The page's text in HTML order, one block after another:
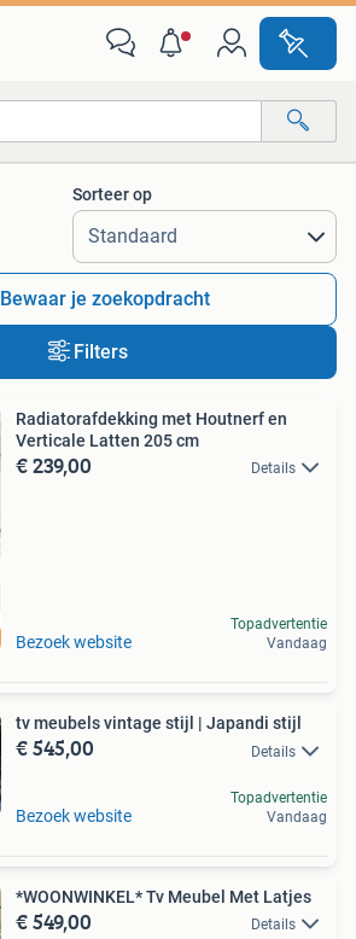
Alle afstanden…
Sorteer op
Bewaar je zoekopdracht
Filters
Radiatorafdekking met Houtnerf en
Verticale Latten 205 cm
€ 239,00 Details
Bezoek website
Topadvertentie
Vandaag
tv meubels vintage stijl | Japandi stijl
€ 545,00 Details
Bezoek website
Topadvertentie
Vandaag
*WOONWINKEL* Tv Meubel Met Latjes
€ 549,00 Details